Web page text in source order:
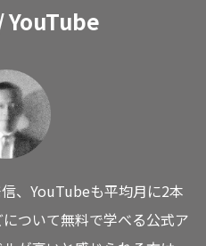
YouTube
、YouTubeも平均月に2本
ついて無料で学べる公式ア